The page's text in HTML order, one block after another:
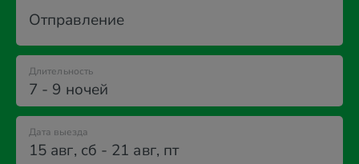
Отправление
7 - 9 ночей
Длительность
Дата выезда
15 авг, сб - 21 авг, пт